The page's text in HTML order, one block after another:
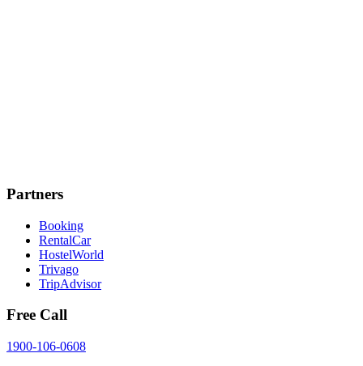
Partners
Booking
RentalCar
HostelWorld
Trivago
TripAdvisor
Free Call
1900-106-0608